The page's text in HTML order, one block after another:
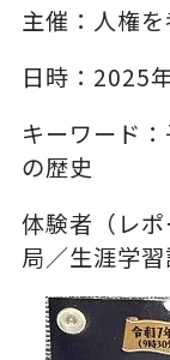
主催：人権
日時：2025
キーワード
の歴史
体験者（レ
局／生涯学